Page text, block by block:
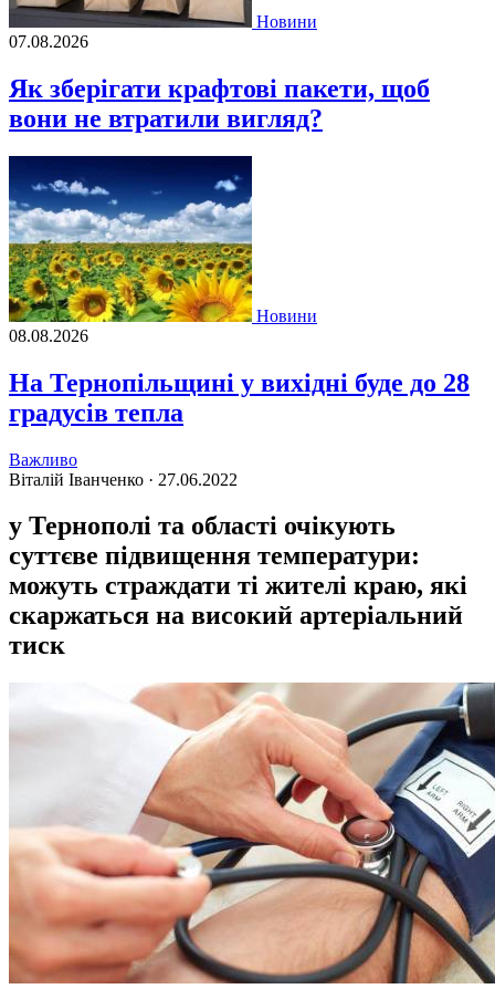
Новини
07.08.2026
Як зберігати крафтові пакети, щоб
вони не втратили вигляд?
Новини
08.08.2026
На Тернопільщині у вихідні буде до 28
градусів тепла
Важливо
Віталій Іванченко · 27.06.2022
у Тернополі та області очікують
суттєве підвищення температури:
можуть страждати ті жителі краю, які
скаржаться на високий артеріальний
тиск